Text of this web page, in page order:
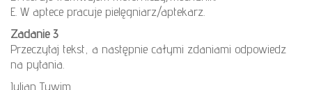
E. W aptece pracuje pielęgniarz/aptekarz.
Zadanie 3
Przeczytaj tekst, a następnie całymi zdaniami odpowiedz
na pytania.
Julian Tuwim